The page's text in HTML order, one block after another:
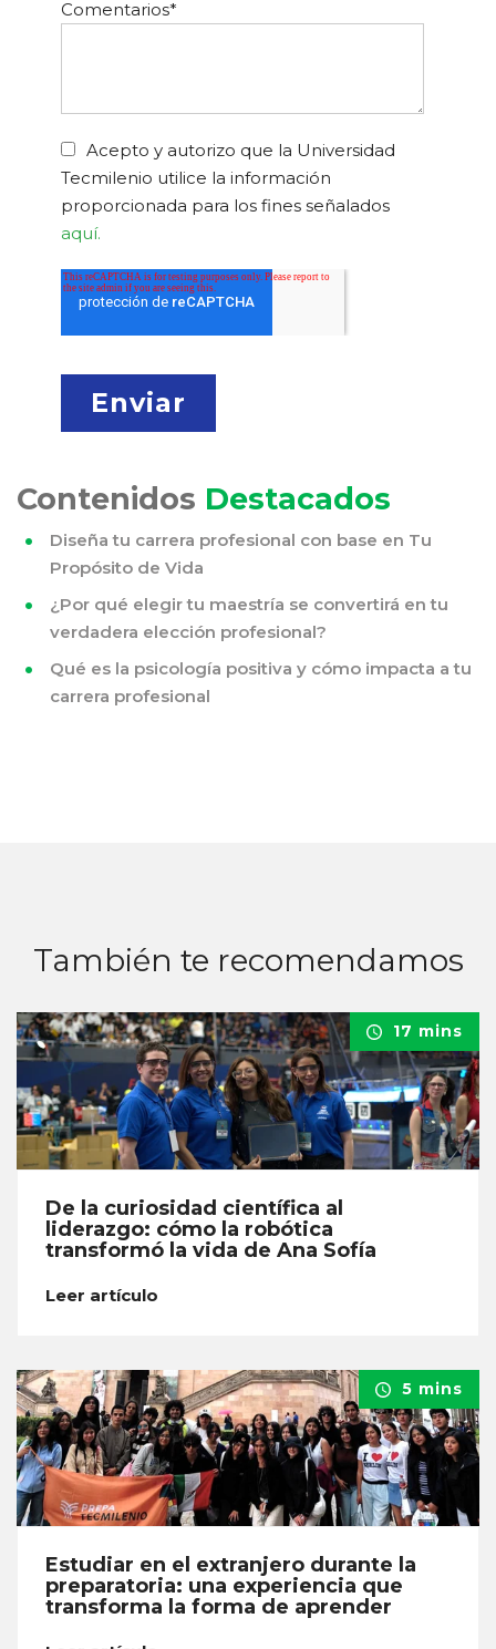
Comentarios*
Acepto y autorizo que la Universidad
Tecmilenio utilice la información
proporcionada para los fines señalados
aquí.
Contenidos Destacados
Diseña tu carrera profesional con base en Tu
Propósito de Vida
¿Por qué elegir tu maestría se convertirá en tu
verdadera elección profesional?
Qué es la psicología positiva y cómo impacta a tu
carrera profesional
También te recomendamos
17 mins
De la curiosidad científica al
liderazgo: cómo la robótica
transformó la vida de Ana Sofía
Leer artículo
5 mins
Estudiar en el extranjero durante la
preparatoria: una experiencia que
transforma la forma de aprender